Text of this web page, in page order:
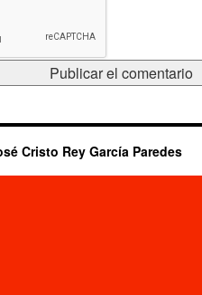
Cristo Rey García Paredes